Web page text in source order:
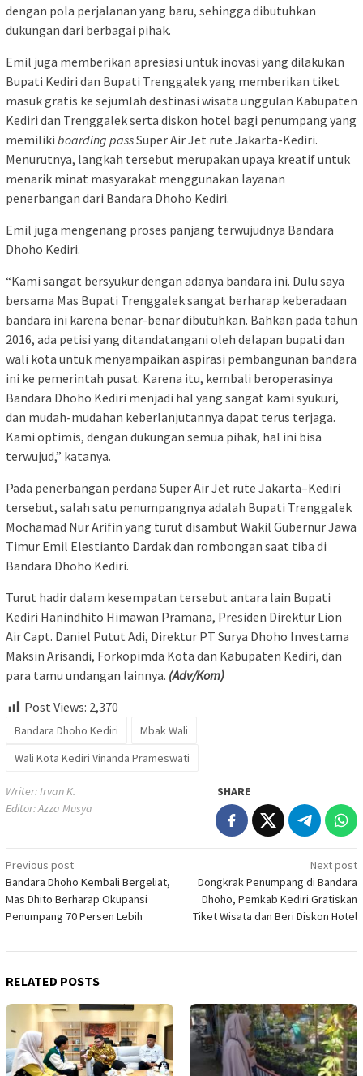
dengan pola perjalanan yang baru, sehingga dibutuhkan
dukungan dari berbagai pihak.
Emil juga memberikan apresiasi untuk inovasi yang dilakukan
Bupati Kediri dan Bupati Trenggalek yang memberikan tiket
masuk gratis ke sejumlah destinasi wisata unggulan Kabupaten
Kediri dan Trenggalek serta diskon hotel bagi penumpang yang
memiliki boarding passSuper Air Jet rute Jakarta-Kediri.
Menurutnya, langkah tersebut merupakan upaya kreatif untuk
menarik minat masyarakat menggunakan layanan
penerbangan dari Bandara Dhoho Kediri.
Emil juga mengenang proses panjang terwujudnya Bandara
Dhoho Kediri.
“Kami sangat bersyukur dengan adanya bandara ini. Dulu saya
bersama Mas Bupati Trenggalek sangat berharap keberadaan
bandara ini karena benar-benar dibutuhkan. Bahkan pada tahun
2016, ada petisi yang ditandatangani oleh delapan bupati dan
wali kota untuk menyampaikan aspirasi pembangunan bandara
ini ke pemerintah pusat. Karena itu, kembali beroperasinya
Bandara Dhoho Kediri menjadi hal yang sangat kami syukuri,
dan mudah-mudahan keberlanjutannya dapat terus terjaga.
Kami optimis, dengan dukungan semua pihak, hal ini bisa
terwujud,” katanya.
Pada penerbangan perdana Super Air Jet rute Jakarta–Kediri
tersebut, salah satu penumpangnya adalah Bupati Trenggalek
Mochamad Nur Arifin yang turut disambut Wakil Gubernur Jawa
Timur Emil Elestianto Dardak dan rombongan saat tiba di
Bandara Dhoho Kediri.
Turut hadir dalam kesempatan tersebut antara lain Bupati
Kediri Hanindhito Himawan Pramana, Presiden Direktur Lion
Air Capt. Daniel Putut Adi, Direktur PT Surya Dhoho Investama
Maksin Arisandi, Forkopimda Kota dan Kabupaten Kediri, dan
para tamu undangan lainnya. (Adv/Kom)
Post Views: 2,370
Bandara Dhoho Kediri
Mbak Wali
Wali Kota Kediri Vinanda Prameswati
Writer: Irvan K.
Editor: Azza Musya
SHARE
Post
navigation
Previous post
Bandara Dhoho Kembali Bergeliat,
Mas Dhito Berharap Okupansi
Penumpang 70 Persen Lebih
Next post
Dongkrak Penumpang di Bandara
Dhoho, Pemkab Kediri Gratiskan
Tiket Wisata dan Beri Diskon Hotel
RELATED POSTS